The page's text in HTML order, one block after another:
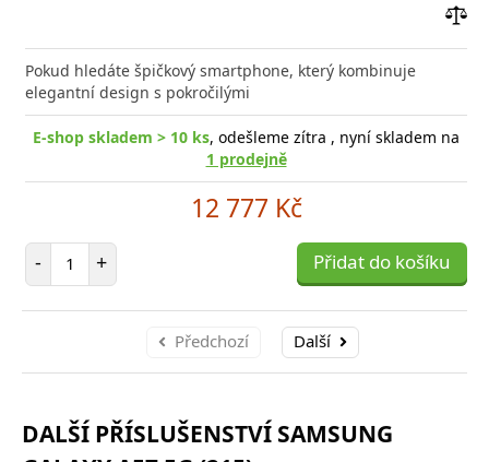
Pokud hledáte špičkový smartphone, který kombinuje
elegantní design s pokročilými
E-shop skladem > 10 ks, odešleme zítra , nyní skladem na
1 prodejně
12 777 Kč
- Počet položek
+ Přidat do košíku
Předchozí Další
DALŠÍ PŘÍSLUŠENSTVÍ SAMSUNG